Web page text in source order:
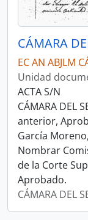
CÁMARA
EC AN ABJLM
Unidad
ACTA S/N
CÁMARA DEL
anterior,
García
Nombrar
de la Corte
Aprobado.
CÁMARA DEL